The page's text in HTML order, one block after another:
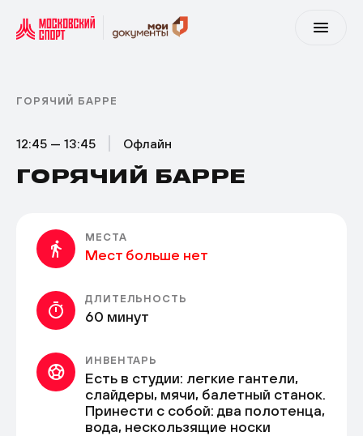
ГОРЯЧИЙ БАРРЕ
12:45 — 13:45 Офлайн
ГОРЯЧИЙ БАРРЕ
МЕСТА
Мест больше нет
ДЛИТЕЛЬНОСТЬ
60 минут
ИНВЕНТАРЬ
Есть в студии: легкие гантели,
слайдеры, мячи, балетный станок.
Принести с собой: два полотенца,
вода, нескользящие носки